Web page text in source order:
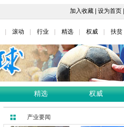
加入收藏 设为首页
滚动 行业 精选 权威 扶贫
精选 权威
产业要闻